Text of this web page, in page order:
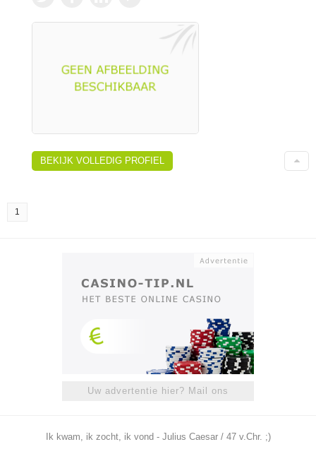
BEKIJK VOLLEDIG PROFIEL
1
Uw advertentie hier? Mail ons
Ik kwam, ik zocht, ik vond - Julius Caesar / 47 v.Chr. ;)